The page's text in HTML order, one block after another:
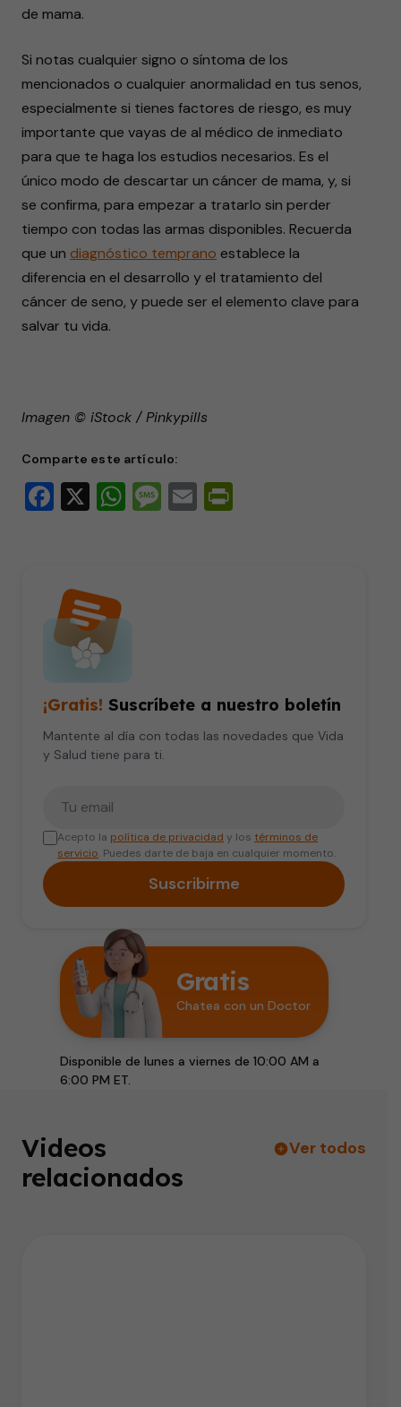
de mama.
Si notas cualquier signo o síntoma de los
mencionados o cualquier anormalidad en tus senos,
especialmente si tienes factores de riesgo, es muy
importante que vayas de al médico de inmediato
para que te haga los estudios necesarios. Es el
único modo de descartar un cáncer de mama, y, si
se confirma, para empezar a tratarlo sin perder
tiempo con todas las armas disponibles. Recuerda
que un diagnóstico temprano establece la
diferencia en el desarrollo y el tratamiento del
cáncer de seno, y puede ser el elemento clave para
salvar tu vida.
Imagen © iStock / Pinkypills
Comparte este artículo:
Facebook
X WhatsApp
Message
Email
¡Gratis! Suscríbete a nuestro boletín
Mantente al día con todas las novedades que Vida
y Salud tiene para ti.
Acepto la política de privacidad y los términos de
servicio. Puedes darte de baja en cualquier momento.
Suscribirme
Gratis
Chatea con un Doctor
Disponible de lunes a viernes de 10:00 AM a
6:00 PM ET.
Videos
relacionados
Ver todos